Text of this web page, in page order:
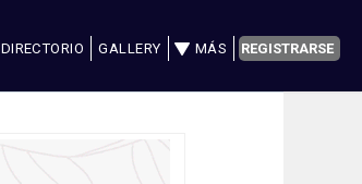
DIRECTORIO GALLERY MÁS REGISTRARSE